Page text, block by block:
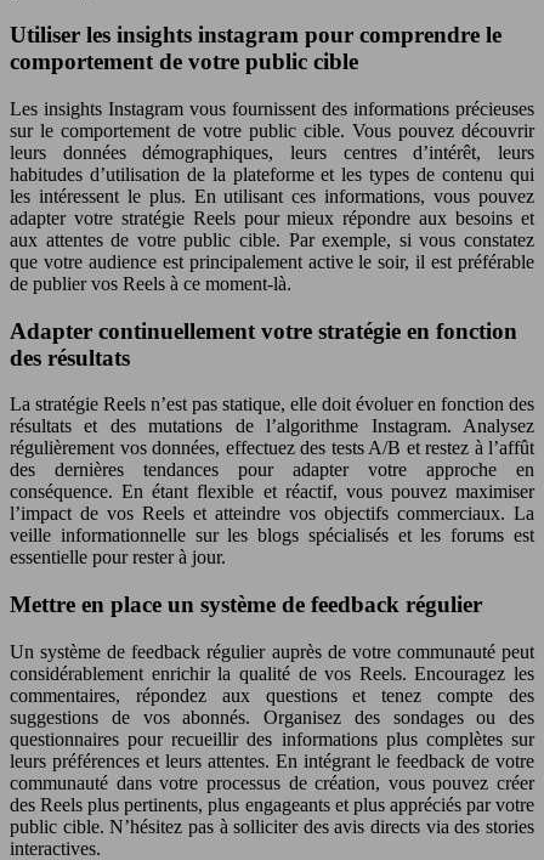
Utiliser les insights instagram pour comprendre le
comportement de votre public cible
Les insights Instagram vous fournissent des informations précieuses
sur le comportement de votre public cible. Vous pouvez découvrir
leurs données démographiques, leurs centres d’intérêt, leurs
habitudes d’utilisation de la plateforme et les types de contenu qui
les intéressent le plus. En utilisant ces informations, vous pouvez
adapter votre stratégie Reels pour mieux répondre aux besoins et
aux attentes de votre public cible. Par exemple, si vous constatez
que votre audience est principalement active le soir, il est préférable
de publier vos Reels à ce moment-là.
Adapter continuellement votre stratégie en fonction
des résultats
La stratégie Reels n’est pas statique, elle doit évoluer en fonction des
résultats et des mutations de l’algorithme Instagram. Analysez
régulièrement vos données, effectuez des tests A/B et restez à l’affût
des dernières tendances pour adapter votre approche en
conséquence. En étant flexible et réactif, vous pouvez maximiser
l’impact de vos Reels et atteindre vos objectifs commerciaux. La
veille informationnelle sur les blogs spécialisés et les forums est
essentielle pour rester à jour.
Mettre en place un système de feedback régulier
Un système de feedback régulier auprès de votre communauté peut
considérablement enrichir la qualité de vos Reels. Encouragez les
commentaires, répondez aux questions et tenez compte des
suggestions de vos abonnés. Organisez des sondages ou des
questionnaires pour recueillir des informations plus complètes sur
leurs préférences et leurs attentes. En intégrant le feedback de votre
communauté dans votre processus de création, vous pouvez créer
des Reels plus pertinents, plus engageants et plus appréciés par votre
public cible. N’hésitez pas à solliciter des avis directs via des stories
interactives.